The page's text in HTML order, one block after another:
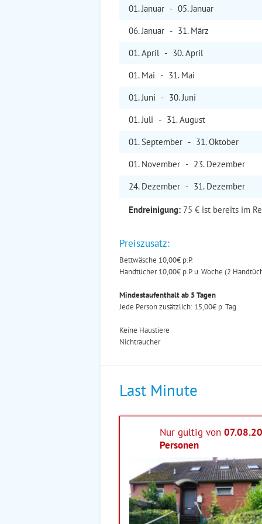
01. Januar - 05. Januar
06. Januar - 31. März
01. April - 30. April
01. Mai - 31. Mai
01. Juni - 30. Juni
01. Juli - 31. August
01. September - 31. Oktober
01. November - 23. Dezember
24. Dezember - 31. Dezember
Endreinigung: 75 € ist bereits im
Preiszusatz:
Bettwäsche 10,00€ p.P.
Handtücher 10,00€ p.P. u. Woche (2
Mindestaufenthalt ab 5 Tagen
Jede Person zusätzlich: 15,00€ p. Tag
Keine Haustiere
Nichtraucher
Last Minute
Nur gültig von
Personen